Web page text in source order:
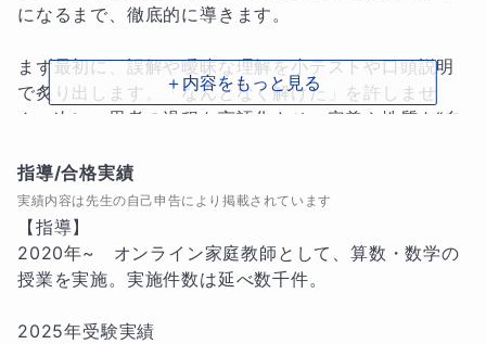
になるまで、徹底的に導きます。
まず最初に、誤解や曖昧な理解を小テストや口頭説明
で炙り出します。「なんとなく解けた」を許しませ
ん。次に、思考の過程を言語化させ、定義や性質を“自
ズレや思考の抜けが明確になります。
さらに、間違えた問題はそのまま放置せず、「なぜ間
違えたか」「どう直すか」を一緒に分析し、生徒自身
に再び説明してもらうことで深く定着させます。この
はなく、“応用可能な武器”へと変わります。
＋内容をもっと見る
指導/合格実績
実績内容は先生の自己申告により掲載されています
【指導】
2020年~　オンライン家庭教師として、算数・数学の
授業を実施。実施件数は延べ数千件。
2025年受験実績